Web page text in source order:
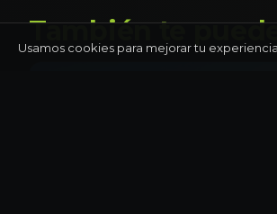
También te
Usamos cookies para mejorar tu